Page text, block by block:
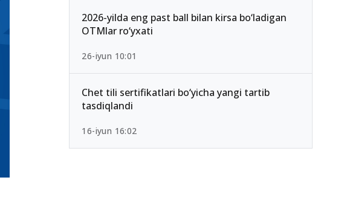
2026-yilda eng past ball bilan kirsa bo‘ladigan
OTMlar ro‘yxati
26-iyun 10:01
Chet tili sertifikatlari bo‘yicha yangi tartib
tasdiqlandi
16-iyun 16:02